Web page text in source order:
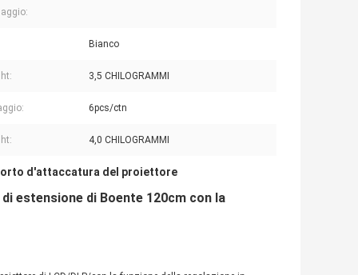
Bianco
3,5 CHILOGRAMMI
6pcs/ctn
4,0 CHILOGRAMMI
d'attaccatura del proiettore
estensione di Boente 120cm con la